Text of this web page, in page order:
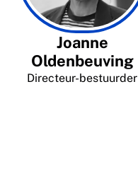
Joanne
Oldenbeuving
Directeur-bestuurder